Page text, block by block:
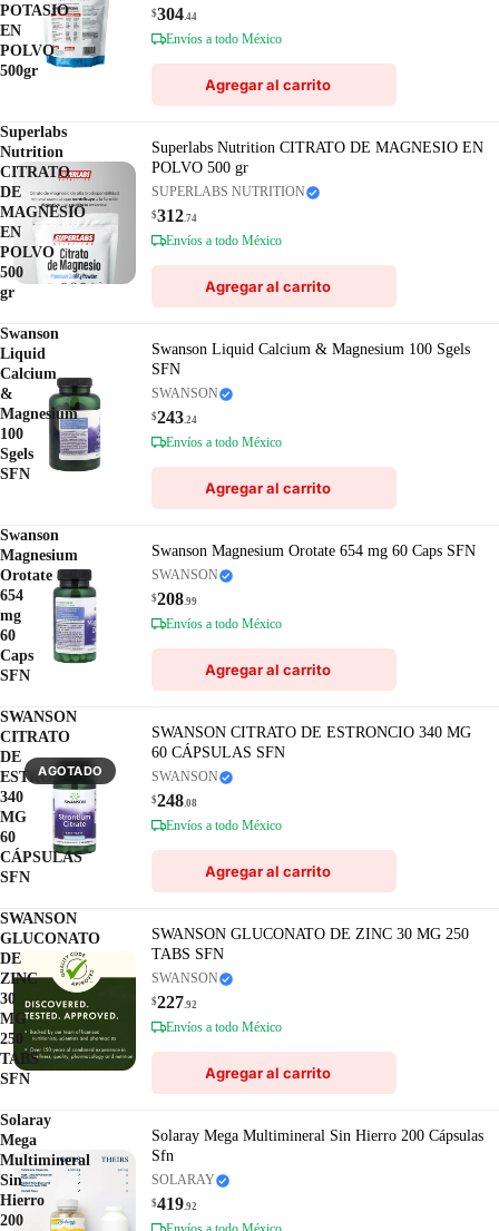
POTASIO
EN
POLVO
500gr
$304.44
Envíos a todo México
Agregar al carrito
Superlabs
Nutrition
CITRATO
DE
MAGNESIO
EN
POLVO
500
gr
Superlabs Nutrition CITRATO DE MAGNESIO EN
POLVO 500 gr
SUPERLABS NUTRITION
$312.74
Envíos a todo México
Agregar al carrito
Swanson
Liquid
Calcium
&
Magnesium
100
Sgels
SFN
Swanson Liquid Calcium & Magnesium 100 Sgels
SFN
SWANSON
$243.24
Envíos a todo México
Agregar al carrito
Swanson
Magnesium
Orotate
654
mg
60
Caps
SFN
Swanson Magnesium Orotate 654 mg 60 Caps SFN
SWANSON
$208.99
Envíos a todo México
Agregar al carrito
SWANSON
CITRATO
DE
ESTRONCIO
340
MG
60
CÁPSULAS
SFN
AGOTADO
SWANSON CITRATO DE ESTRONCIO 340 MG
60 CÁPSULAS SFN
SWANSON
$248.08
Envíos a todo México
Agregar al carrito
SWANSON
GLUCONATO
DE
ZINC
30
MG
250
TABS
SFN
SWANSON GLUCONATO DE ZINC 30 MG 250
TABS SFN
SWANSON
$227.92
Envíos a todo México
Agregar al carrito
Solaray
Mega
Multimineral
Sin
Hierro
200
Solaray Mega Multimineral Sin Hierro 200 Cápsulas
Sfn
SOLARAY
$419.92